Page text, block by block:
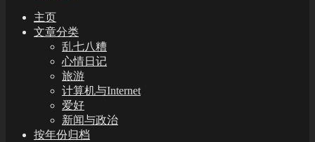
主页
文章分类
乱七八糟
心情日记
旅游
计算机与Internet
爱好
新闻与政治
按年份归档